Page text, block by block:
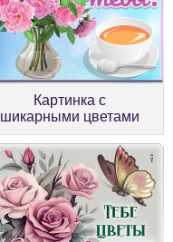
Картинка с
шикарными цветами